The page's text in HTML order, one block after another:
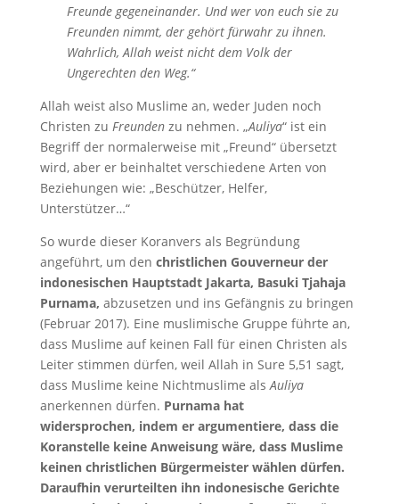
Freunde gegeneinander. Und wer von euch sie zu
Freunden nimmt, der gehört fürwahr zu ihnen.
Wahrlich, Allah weist nicht dem Volk der
Ungerechten den Weg.“
Allah weist also Muslime an, weder Juden noch
Christen zu Freundenzu nehmen. „Auliya“ ist ein
Begriff der normalerweise mit „Freund“ übersetzt
wird, aber er beinhaltet verschiedene Arten von
Beziehungen wie: „Beschützer, Helfer,
Unterstützer…“
So wurde dieser Koranvers als Begründung
angeführt, um den christlichen Gouverneur der
indonesischen Hauptstadt Jakarta, Basuki Tjahaja
Purnama, abzusetzen und ins Gefängnis zu bringen
(Februar 2017). Eine muslimische Gruppe führte an,
dass Muslime auf keinen Fall für einen Christen als
Leiter stimmen dürfen, weil Allah in Sure 5,51 sagt,
dass Muslime keine Nichtmuslime alsAuliya
anerkennen dürfen. Purnama hat
widersprochen, indem er argumentiere, dass die
Koranstelle keine Anweisung wäre, dass Muslime
keinen christlichen Bürgermeister wählen dürfen.
Daraufhin verurteilten ihn indonesische Gerichte